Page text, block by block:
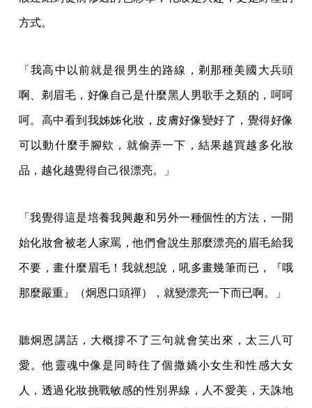
方式。
「我高中以前就是很男生的路線，剃那種美國大兵頭
啊、剃眉毛，好像自己是什麼黑人男歌手之類的，呵呵
呵。高中看到我姊姊化妝，皮膚好像變好了，覺得好像
可以動什麼手腳欸，就偷弄一下，結果越買越多化妝
品，越化越覺得自己很漂亮。」
「我覺得這是培養我興趣和另外一種個性的方法，一開
始化妝會被老人家罵，他們會說生那麼漂亮的眉毛給我
不要，畫什麼眉毛！我就想說，吼多畫幾筆而已，『哦
那麼嚴重』（炯恩口頭禪），就變漂亮一下而已啊。」
聽炯恩講話，大概撐不了三句就會笑出來，太三八可
愛。他靈魂中像是同時住了個撒嬌小女生和性感大女
人，透過化妝挑戰敏感的性別界線，人不愛美，天誅地